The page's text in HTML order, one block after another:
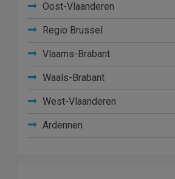
Oost-Vlaanderen
Regio Brussel
Vlaams-Brabant
Waals-Brabant
West-Vlaanderen
Ardennen